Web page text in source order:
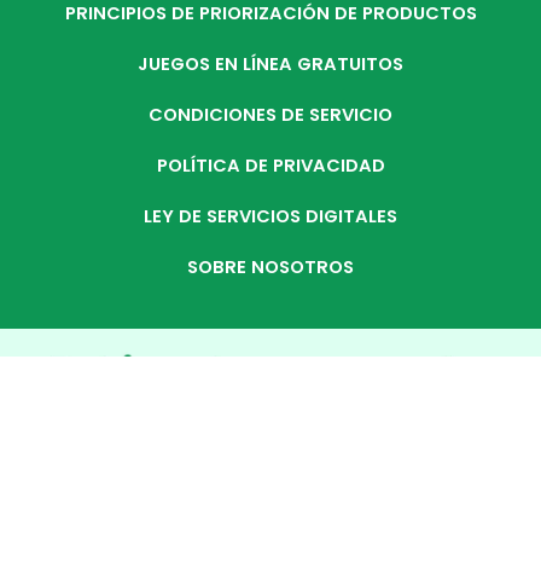
PRINCIPIOS DE PRIORIZACIÓN DE PRODUCTOS
JUEGOS EN LÍNEA GRATUITOS
CONDICIONES DE SERVICIO
POLÍTICA DE PRIVACIDAD
LEY DE SERVICIOS DIGITALES
SOBRE NOSOTROS